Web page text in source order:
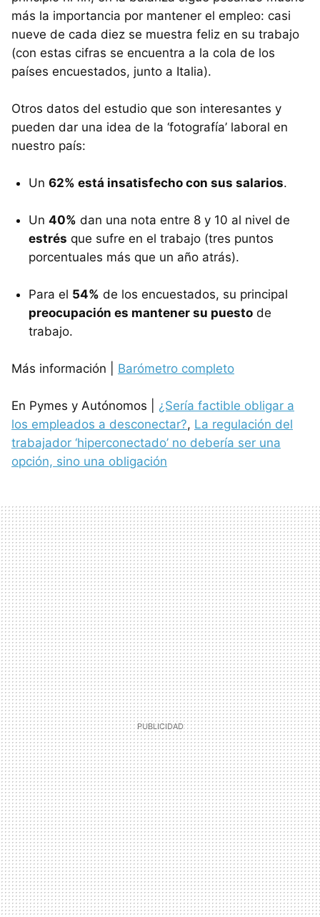
más la importancia por mantener el empleo: casi
nueve de cada diez se muestra feliz en su trabajo
(con estas cifras se encuentra a la cola de los
países encuestados, junto a Italia).
Otros datos del estudio que son interesantes y
pueden dar una idea de la ‘fotografía’ laboral en
nuestro país:
Un 62% está insatisfecho con sus salarios.
Un 40% dan una nota entre 8 y 10 al nivel de
estrés que sufre en el trabajo (tres puntos
porcentuales más que un año atrás).
Para el 54% de los encuestados, su principal
preocupación es mantener su puesto de
trabajo.
Más información | Barómetro completo
En Pymes y Autónomos | ¿Sería factible obligar a
los empleados a desconectar?, La regulación del
trabajador ‘hiperconectado’ no debería ser una
opción, sino una obligación